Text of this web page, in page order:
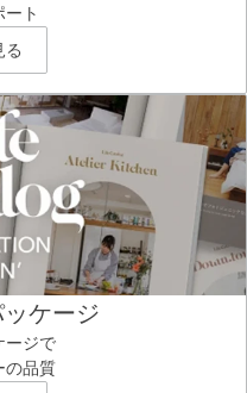
ト
る
ケージ
ージで
の品質